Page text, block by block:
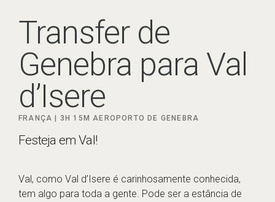
Transfer de
Genebra para Val
d’Isere
FRANÇA | 3H 15MAEROPORTO DE GENEBRA
Festeja em Val!
Val, como Val d’Isere é carinhosamente conhecida,
tem algo para toda a gente. Pode ser a estância de